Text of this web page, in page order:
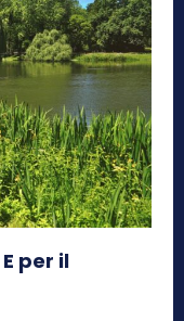
per il